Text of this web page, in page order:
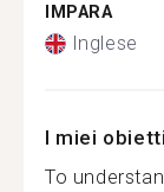
IMPARA
Inglese
I miei
To